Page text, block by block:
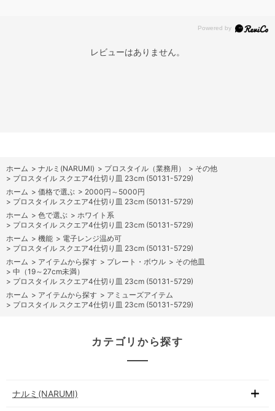
レビューはありません。
ホーム > ナルミ(NARUMI) > プロスタイル（業務用） > その他
> プロスタイル スクエア4仕切り皿 23cm (50131-5729)
ホーム > 価格で選ぶ > 2000円～5000円
> プロスタイル スクエア4仕切り皿 23cm (50131-5729)
ホーム > 色で選ぶ > ホワイト系
> プロスタイル スクエア4仕切り皿 23cm (50131-5729)
ホーム > 機能 > 電子レンジ温め可
> プロスタイル スクエア4仕切り皿 23cm (50131-5729)
ホーム > アイテムから探す > プレート・ボウル > その他皿
> 中（19～27cm未満）
> プロスタイル スクエア4仕切り皿 23cm (50131-5729)
ホーム > アイテムから探す > アミューズアイテム
> プロスタイル スクエア4仕切り皿 23cm (50131-5729)
カテゴリから探す
ナルミ(NARUMI)